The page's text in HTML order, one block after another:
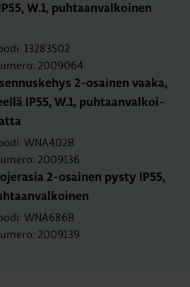
W.1, puh­taan­val­koi­nen
13283502
2009064
2-osai­nen vaaka,
IP55, W.1, puh­taan­val­koi­
WNA402B
2009136
2-osai­nen pysty IP55,
WNA686B
2009139